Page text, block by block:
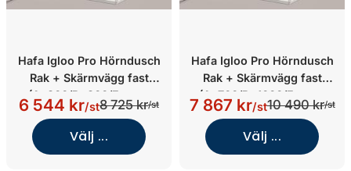
Hafa Igloo Pro Hörndusch
Rak + Skärmvägg fast
(A=800/B=800/Frostat
glas(A)+Frostat glas(B))
6 544 kr/st8 725 kr/st
Välj ...
Hafa Igloo Pro Hörndusch
Rak + Skärmvägg fast
(A=700/B=1000/Frostat
glas(A)+Frostat glas(B))
7 867 kr/st10 490 kr/st
Välj ...